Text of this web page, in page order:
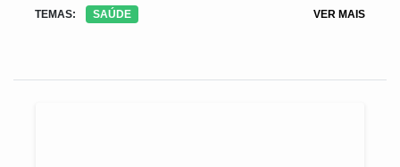
TEMAS:
SAÚDE VER MAIS